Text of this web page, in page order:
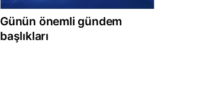
Günün önemli gündem
başlıkları